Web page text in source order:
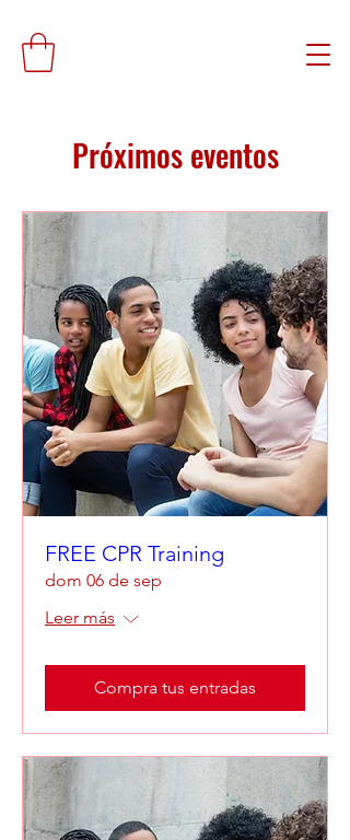
Próximos eventos
FREE CPR Training
dom 06 de sep
Leer más
Compra tus entradas